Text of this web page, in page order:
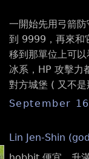
一開始先用弓箭
到 9999，再來和
移到那單位上可
冰系，HP 攻擊力
對方城堡 ( 又不
September
Lin Jen-Shin